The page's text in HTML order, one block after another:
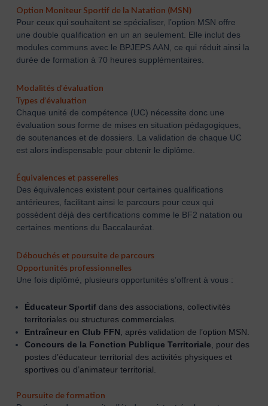
Option Moniteur Sportif de la Natation (MSN)
Pour ceux qui souhaitent se spécialiser, l’option MSN offre
une double qualification en un an seulement. Elle inclut des
modules communs avec le BPJEPS AAN, ce qui réduit ainsi la
durée de formation à 70 heures supplémentaires.
Modalités d’évaluation
Types d’évaluation
Chaque unité de compétence (UC) nécessite donc une
évaluation sous forme de mises en situation pédagogiques,
de soutenances et de dossiers. La validation de chaque UC
est alors indispensable pour obtenir le diplôme.
Équivalences et passerelles
Des équivalences existent pour certaines qualifications
antérieures, facilitant ainsi le parcours pour ceux qui
possèdent déjà des certifications comme le BF2 natation ou
certaines mentions du Baccalauréat.
Débouchés et poursuite de parcours
Opportunités professionnelles
Une fois diplômé, plusieurs opportunités s’offrent à vous :
Éducateur Sportifdans des associations, collectivités
territoriales ou structures commerciales.
Entraîneur en Club FFN, après validation de l’option MSN.
Concours de la Fonction Publique Territoriale, pour des
postes d’éducateur territorial des activités physiques et
sportives ou d’animateur territorial.
Poursuite de formation